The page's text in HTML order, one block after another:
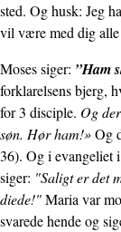
sted. Og husk: Jeg
vil være med dig alle
Moses siger: ”Ham
forklarelsens bjerg,
for 3 disciple. Og
søn. Hør ham!»Og
36). Og i evangeliet
siger: "Saligt er det
diede!"Maria var
svarede hende og